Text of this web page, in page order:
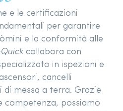
e le certificazioni
per garantire
e la conformità alle
collabora con
in ispezioni e
cancelli
messa a terra. Grazie
competenza, possiamo